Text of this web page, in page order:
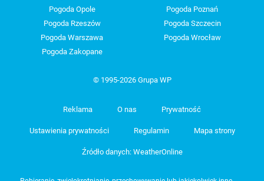
Pogoda Opole
Pogoda Poznań
Pogoda Rzeszów
Pogoda Szczecin
Pogoda Warszawa
Pogoda Wrocław
Pogoda Zakopane
© 1995-2026 Grupa WP
Reklama O nas Prywatność
Ustawienia prywatności Regulamin Mapa strony
Źródło danych: WeatherOnline